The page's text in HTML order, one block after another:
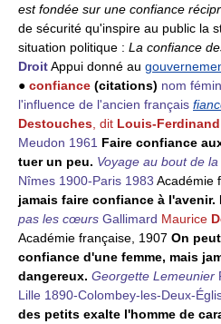
est fondée sur une confiance
de sécurité qu'inspire au public la
situation politique : La confiance
DroitAppui donné au
● confiance (citations) nom
l'influence de l'ancien français
Destouches , dit Louis-Ferdinand
Meudon 1961 Faire confiance
tuer un peu. Voyage au bout de
Nîmes 1900-Paris 1983 Académie
jamais faire confiance à l'avenir.
pas les cœurs Gallimard Maurice
Académie française, 1907 On
confiance d'une femme, mais
dangereux. Georgette Lemeunier
Lille 1890-Colombey-les-Deux-
des petits exalte l'homme de